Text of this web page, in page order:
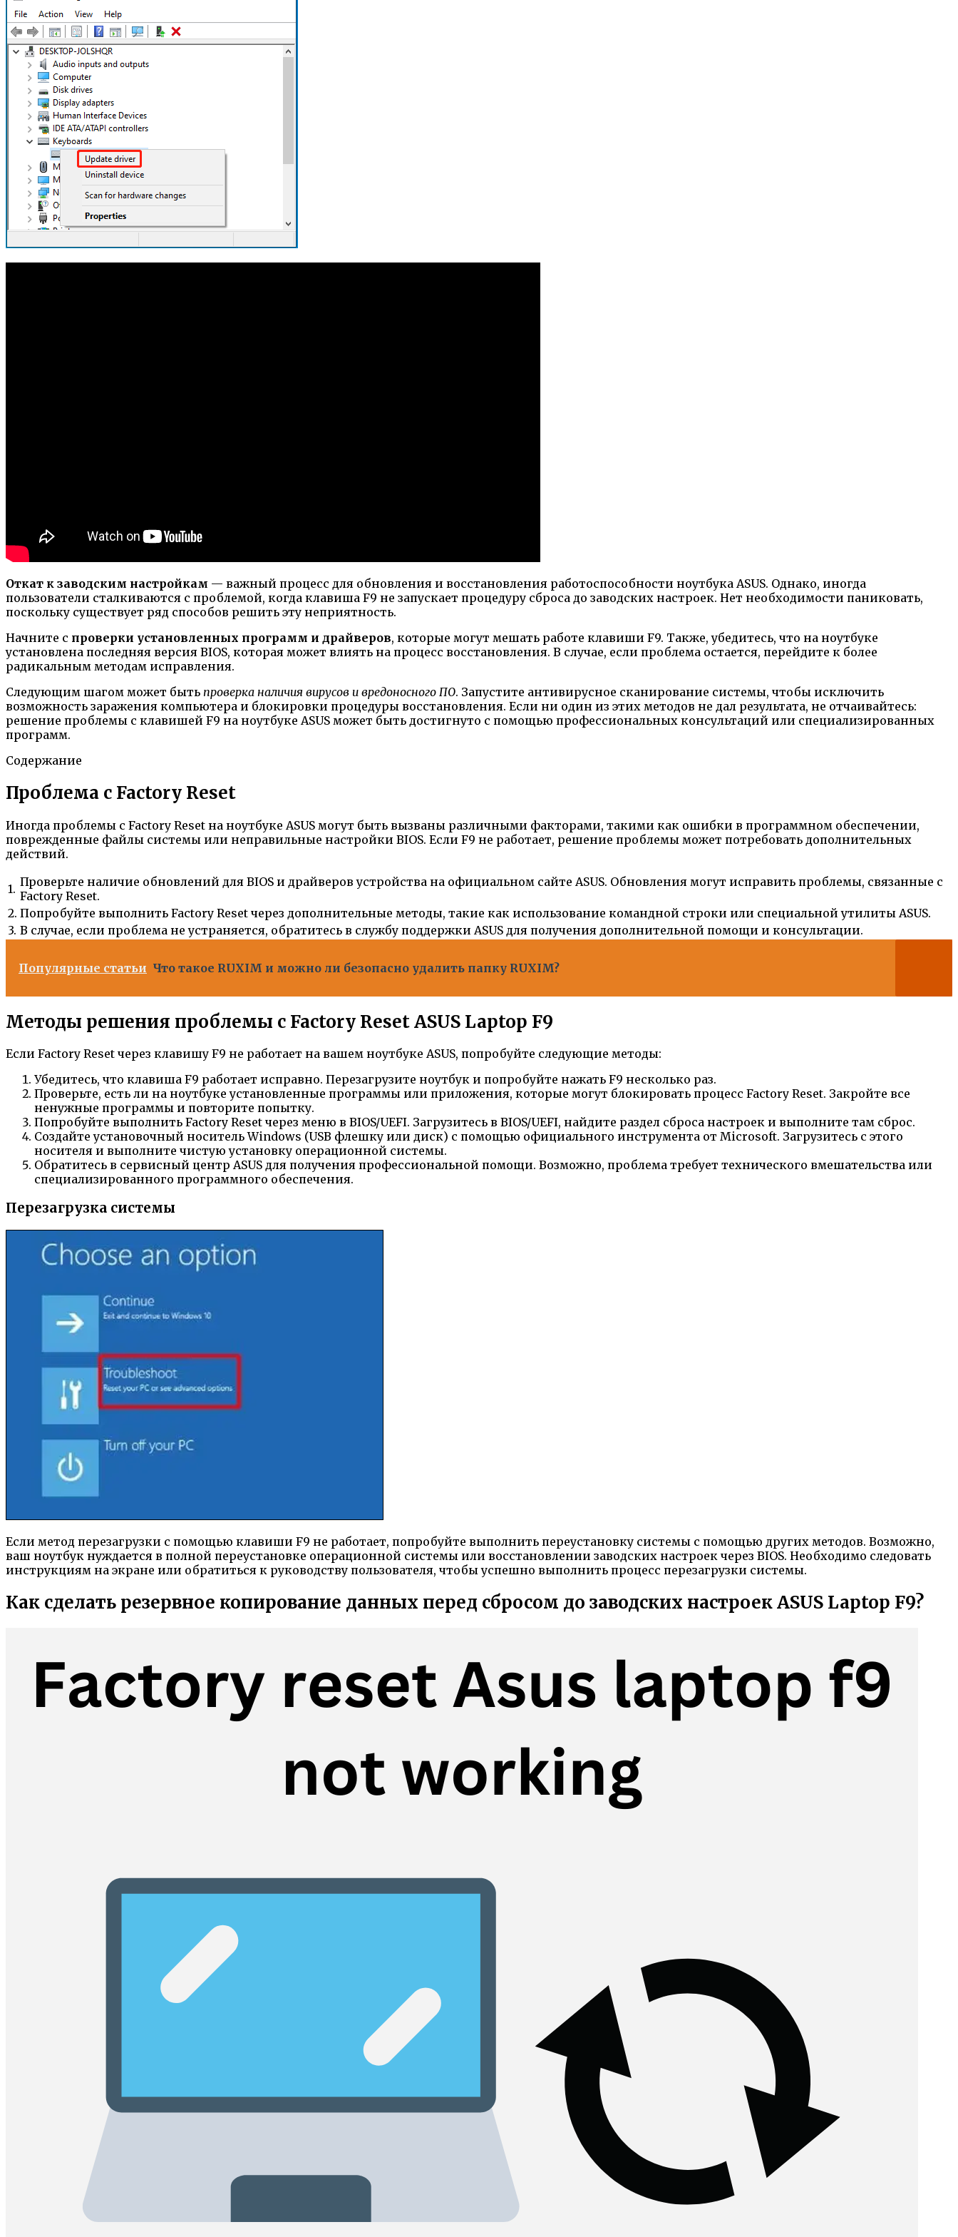
Откат к заводским настройкам — важный процесс для обновления и восстановления работоспособности ноутбука ASUS. Однако, иногда
пользователи сталкиваются с проблемой, когда клавиша F9 не запускает процедуру сброса до заводских настроек. Нет необходимости паниковать,
поскольку существует ряд способов решить эту неприятность.
Начните с проверки установленных программ и драйверов, которые могут мешать работе клавиши F9. Также, убедитесь, что на ноутбуке
установлена последняя версия BIOS, которая может влиять на процесс восстановления. В случае, если проблема остается, перейдите к более
радикальным методам исправления.
Следующим шагом может быть проверка наличия вирусов и вредоносного ПО. Запустите антивирусное сканирование системы, чтобы исключить
возможность заражения компьютера и блокировки процедуры восстановления. Если ни один из этих методов не дал результата, не отчаивайтесь:
решение проблемы с клавишей F9 на ноутбуке ASUS может быть достигнуто с помощью профессиональных консультаций или специализированных
программ.
Содержание
Проблема с Factory Reset
Иногда проблемы с Factory Reset на ноутбуке ASUS могут быть вызваны различными факторами, такими как ошибки в программном обеспечении,
поврежденные файлы системы или неправильные настройки BIOS. Если F9 не работает, решение проблемы может потребовать дополнительных
действий.
1. Проверьте наличие обновлений для BIOS и драйверов устройства на официальном сайте ASUS. Обновления могут исправить проблемы, связанные с
Factory Reset.
2. Попробуйте выполнить Factory Reset через дополнительные методы, такие как использование командной строки или специальной утилиты ASUS.
3. В случае, если проблема не устраняется, обратитесь в службу поддержки ASUS для получения дополнительной помощи и консультации.
Популярные статьи Что такое RUXIM и можно ли безопасно удалить папку RUXIM?
Методы решения проблемы с Factory Reset ASUS Laptop F9
Если Factory Reset через клавишу F9 не работает на вашем ноутбуке ASUS, попробуйте следующие методы:
Убедитесь, что клавиша F9 работает исправно. Перезагрузите ноутбук и попробуйте нажать F9 несколько раз.
Проверьте, есть ли на ноутбуке установленные программы или приложения, которые могут блокировать процесс Factory Reset. Закройте все
ненужные программы и повторите попытку.
Попробуйте выполнить Factory Reset через меню в BIOS/UEFI. Загрузитесь в BIOS/UEFI, найдите раздел сброса настроек и выполните там сброс.
Создайте установочный носитель Windows (USB флешку или диск) с помощью официального инструмента от Microsoft. Загрузитесь с этого
носителя и выполните чистую установку операционной системы.
Обратитесь в сервисный центр ASUS для получения профессиональной помощи. Возможно, проблема требует технического вмешательства или
специализированного программного обеспечения.
Перезагрузка системы
Если метод перезагрузки с помощью клавиши F9 не работает, попробуйте выполнить переустановку системы с помощью других методов. Возможно,
ваш ноутбук нуждается в полной переустановке операционной системы или восстановлении заводских настроек через BIOS. Необходимо следовать
инструкциям на экране или обратиться к руководству пользователя, чтобы успешно выполнить процесс перезагрузки системы.
Как сделать резервное копирование данных перед сбросом до заводских настроек ASUS Laptop F9?